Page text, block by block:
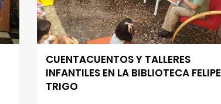
CUENTACUENTOS Y TALLERES
INFANTILES EN LA BIBLIOTECA FELIPE
TRIGO